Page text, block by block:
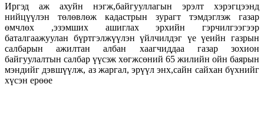
Иргэд аж ахуйн нэгж,байгууллагын эрэлт хэрэгцээнд
нийцүүлэн төлөвлөж кадастрын зурагт тэмдэглэж газар
өмчлөх ,эзэмших ашиглах эрхийн гэрчилгээгээр
баталгаажуулан бүртгэлжүүлэн үйлчилдэг үе үеийн газрын
салбарын ажилтан албан хаагчиддаа газар зохион
байгуулалтын салбар үүсэж хөгжсөний 65 жилийн ойн баярын
мэндийг дэвшүүлж, аз жаргал, эрүүл энх,сайн сайхан бүхнийг
хүсэн ерөөе